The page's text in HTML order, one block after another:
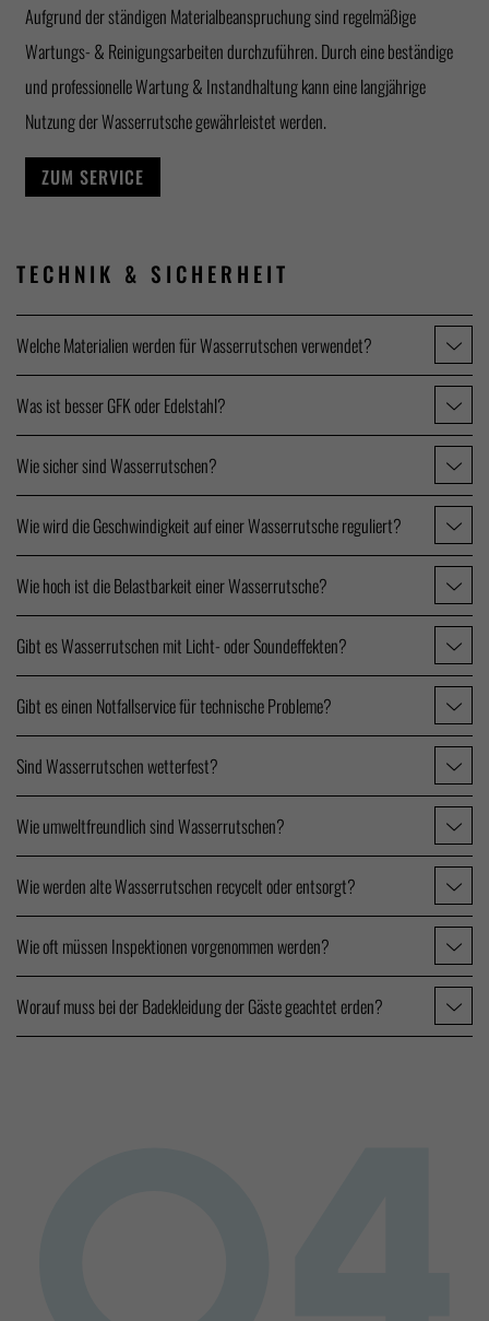
Aufgrund der ständigen Materialbeanspruchung sind regelmäßige
Wartungs- & Reinigungsarbeiten durchzuführen. Durch eine beständige
und professionelle Wartung & Instandhaltung kann eine langjährige
Nutzung der Wasserrutsche gewährleistet werden.
ZUM SERVICE
TECHNIK & SICHERHEIT
Welche Materialien werden für Wasserrutschen verwendet?
Was ist besser GFK oder Edelstahl?
Wie sicher sind Wasserrutschen?
Wie wird die Geschwindigkeit auf einer Wasserrutsche reguliert?
Wie hoch ist die Belastbarkeit einer Wasserrutsche?
Gibt es Wasserrutschen mit Licht- oder Soundeffekten?
Gibt es einen Notfallservice für technische Probleme?
Sind Wasserrutschen wetterfest?
Wie umweltfreundlich sind Wasserrutschen?
Wie werden alte Wasserrutschen recycelt oder entsorgt?
Wie oft müssen Inspektionen vorgenommen werden?
Worauf muss bei der Badekleidung der Gäste geachtet erden?